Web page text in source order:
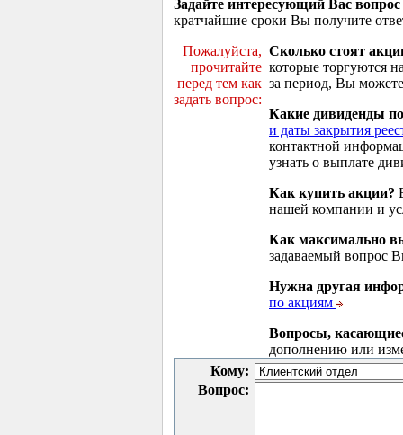
Задайте интересующий Вас вопрос
кратчайшие сроки Вы получите
Пожалуйста,
прочитайте
перед тем как
задать вопрос:
Сколько стоят
которые торгуются
за период, Вы
Какие дивиденды
и даты закрытия
контактной
узнать о выплате
Как купить акции?
нашей компании и
Как максимально
задаваемый вопрос
Нужна другая
по акциям
Вопросы,
дополнению или
Кому:
Вопрос: